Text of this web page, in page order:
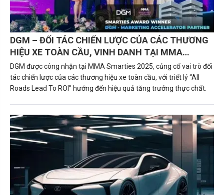
DGM – ĐỐI TÁC CHIẾN LƯỢC CỦA CÁC THƯƠNG
HIỆU XE TOÀN CẦU, VINH DANH TẠI MMA
SMARTIES 2025 VỚI TRIẾT LÝ “ALL ROADS LEAD
TO ROI”
DGM được công nhận tại MMA Smarties 2025, củng cố vai trò đối
tác chiến lược của các thương hiệu xe toàn cầu, với triết lý “All
Roads Lead To ROI” hướng đến hiệu quả tăng trưởng thực chất.